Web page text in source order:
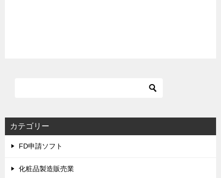
カテゴリー
FD申請ソフト
化粧品製造販売業